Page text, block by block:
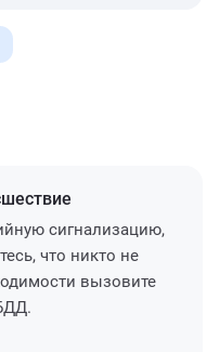
сигнализацию,
что никто не
вызовите